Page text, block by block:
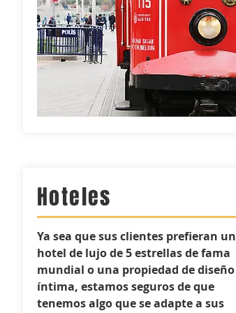
Hoteles
Ya sea que sus clientes prefieran un
hotel de lujo de 5 estrellas de fama
mundial o una propiedad de diseño
íntima, estamos seguros de que
tenemos algo que se adapte a sus